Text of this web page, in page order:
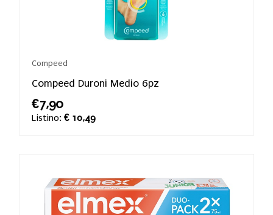
Compeed
Compeed Duroni Medio 6pz
€7,90
Listino: € 10,49